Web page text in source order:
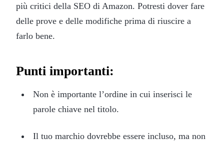
più critici della SEO di Amazon. Potresti dover fare
delle prove e delle modifiche prima di riuscire a
farlo bene.
Punti importanti:
Non è importante l’ordine in cui inserisci le
parole chiave nel titolo.
Il tuo marchio dovrebbe essere incluso, ma non